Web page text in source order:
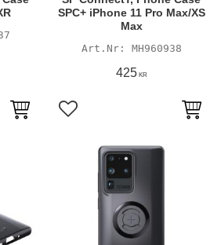
SPC+ iPhone 11 Pro Max/XS
Max
MH960938
425KR
Lägg till i favoriter